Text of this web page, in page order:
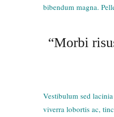
bibendum magna.
“Morbi
Vestibulum sed
viverra lobortis ac,